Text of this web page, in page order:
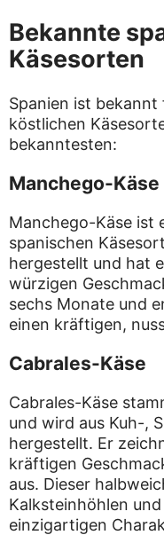
Bekannte
Käsesorten
Spanien ist bekannt
köstlichen
bekanntesten:
Manchego-Käse
Manchego-Käse ist
spanischen
hergestellt und hat
würzigen
sechs Monate und
einen kräftigen,
Cabrales-Käse
Cabrales-Käse
und wird aus Kuh-,
hergestellt. Er
kräftigen
aus. Dieser
Kalksteinhöhlen
einzigartigen